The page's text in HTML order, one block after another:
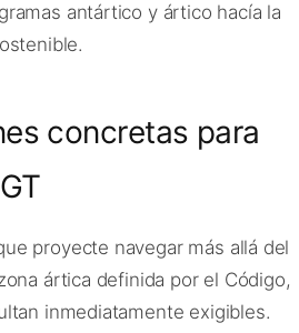
antártico y ártico hacía la
concretas para
proyecte navegar más allá del
ártica definida por el Código,
inmediatamente exigibles.